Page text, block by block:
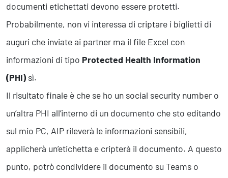
documenti etichettati devono essere protetti.
Probabilmente, non vi interessa di criptare i biglietti di
auguri che inviate ai partner ma il file Excel con
informazioni di tipo Protected Health Information
(PHI)sì.
Il risultato finale è che se ho un social security number o
un’altra PHI all’interno di un documento che sto editando
sul mio PC, AIP rileverà le informazioni sensibili,
applicherà un’etichetta e cripterà il documento. A questo
punto, potrò condividere il documento su Teams o